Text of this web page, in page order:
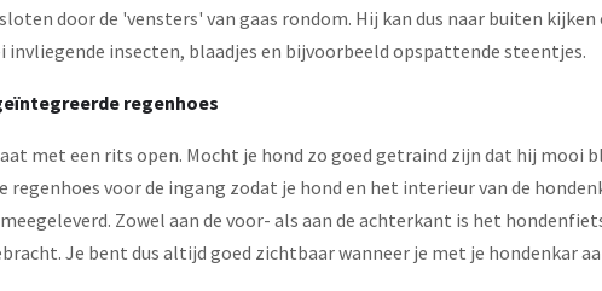
door de 'vensters' van gaas rondom. Hij kan dus naar buiten
insecten, blaadjes en bijvoorbeeld opspattende steentjes.
regenhoes
met een rits open. Mocht je hond zo goed getraind zijn dat hij mooi
regenhoes voor de ingang zodat je hond en het interieur van de
Zowel aan de voor- als aan de achterkant is het
Je bent dus altijd goed zichtbaar wanneer je met je hondenkar